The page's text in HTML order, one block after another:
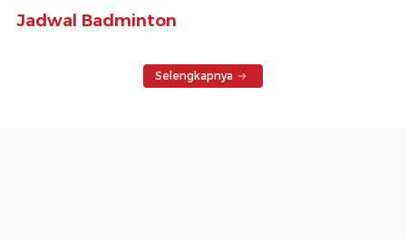
Jadwal Badminton
Selengkapnya